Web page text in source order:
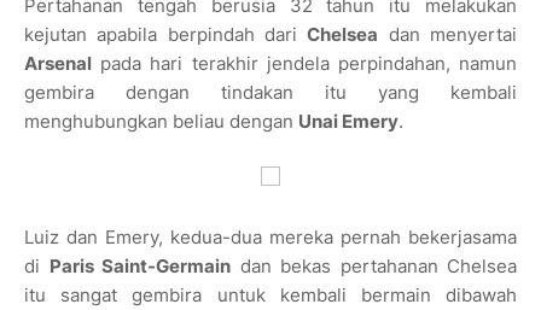
Pertahanan tengah berusia 32 tahun itu melakukan
kejutan apabila berpindah dariChelsea dan menyertai
Arsenal pada hari terakhir jendela perpindahan, namun
gembira dengan tindakan itu yang kembali
menghubungkan beliau dengan Unai Emery.
Luiz dan Emery, kedua-dua mereka pernah bekerjasama
di Paris Saint-Germain dan bekas pertahanan Chelsea
itu sangat gembira untuk kembali bermain dibawah